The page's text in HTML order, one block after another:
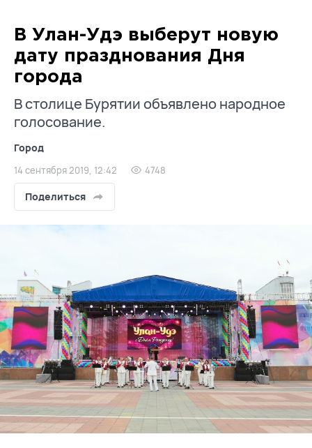
В Улан-Удэ выберут новую
дату празднования Дня
города
В столице Бурятии объявлено народное
голосование.
Город
14 сентября 2019, 12:42 4748
Поделиться